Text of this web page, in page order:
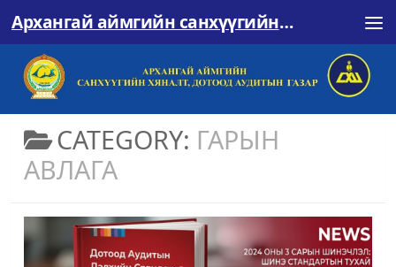
Skip to content Архангай аймгийн санхүүгийн хяналт, дотоод аудитын газар
CATEGORY: ГАРЫН
АВЛАГА